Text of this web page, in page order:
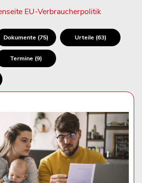
EU-Verbraucherpolitik
Dokumente (75) Urteile (63)
Termine (9)